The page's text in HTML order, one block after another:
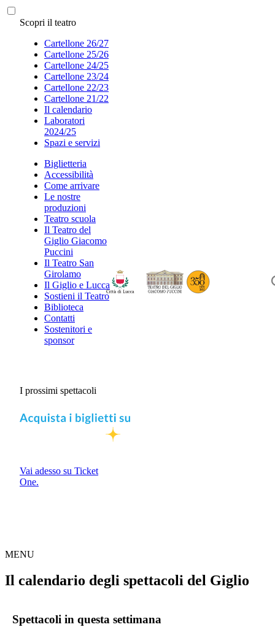
Scopri il teatro
Cartellone 26/27
Cartellone 25/26
Cartellone 24/25
Cartellone 23/24
Cartellone 22/23
Cartellone 21/22
Il calendario
Laboratori
2024/25
Spazi e servizi
Biglietteria
Accessibilità
Come arrivare
Le nostre
produzioni
Teatro scuola
Il Teatro del
Giglio Giacomo
Puccini
Il Teatro San
Girolamo
Il Giglio e Lucca
Sostieni il Teatro
Biblioteca
Contatti
Sostenitori e
sponsor
I prossimi spettacoli
Vai adesso su Ticket
One.
MENU
Il calendario degli spettacoli del Giglio
Spettacoli in questa settimana